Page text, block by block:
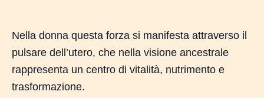
Nella donna questa forza si manifesta attraverso il
pulsare dell’utero, che nella visione ancestrale
rappresenta un centro di vitalità, nutrimento e
trasformazione.